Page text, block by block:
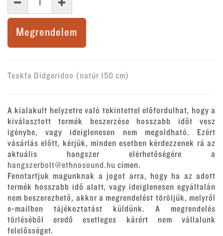
Megrendelem
Teakfa Didgeridoo (natúr 150 cm)
A kialakult helyzetre való tekintettel előfordulhat, hogy a
kiválasztott termék beszerzése hosszabb időt vesz
igénybe, vagy ideiglenesen nem megoldható. Ezért
vásárlás előtt, kérjük, minden esetben kérdezzenek rá az
aktuális hangszer elérhetőségére a
hangszerbolt@ethnosound.hu címen.
Fenntartjuk magunknak a jogot arra, hogy ha az adott
termék hosszabb idő alatt, vagy ideiglenesen egyáltalán
nem beszerezhető, akkor a megrendelést töröljük, melyről
e-mailben tájékoztatást küldünk. A megrendelés
törléséből eredő esetleges kárért nem vállalunk
felelősséget.